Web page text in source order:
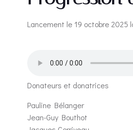
Lancement le 19 octobre 2025
Donateurs et donatrices
Pauline Bélanger
Jean-Guy Bouthot